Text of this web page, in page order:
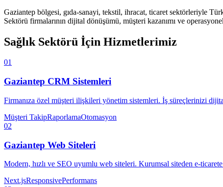
Gaziantep bölgesi, gıda-sanayi, tekstil, ihracat, ticaret sektörleriyle
Sektörü firmalarının dijital dönüşümü, müşteri kazanımı ve
Sağlık Sektörü İçin Hizmetlerimiz
01
Gaziantep CRM Sistemleri
Firmanıza özel müşteri ilişkileri yönetim sistemleri. İş süreçlerinizi
Müşteri TakipRaporlamaOtomasyon
02
Gaziantep Web Siteleri
Modern, hızlı ve SEO uyumlu web siteleri. Kurumsal siteden e-
Next.jsResponsivePerformans